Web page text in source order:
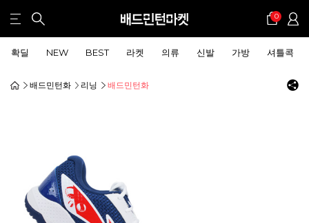
0
확딜 NEW BEST 라켓 의류 신발 가방 셔틀콕
배드민턴화 리닝 배드민턴화